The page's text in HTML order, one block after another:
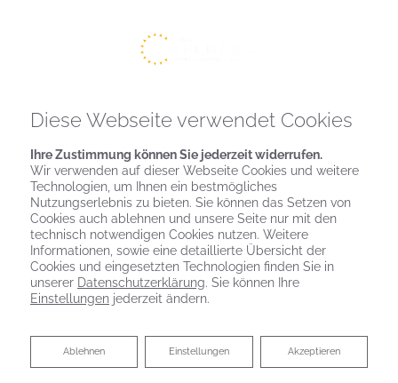
Diese Webseite verwendet Cookies
Ihre Zustimmung können Sie jederzeit widerrufen.
Wir verwenden auf dieser Webseite Cookies und weitere
Technologien, um Ihnen ein bestmögliches
Nutzungserlebnis zu bieten. Sie können das Setzen von
Cookies auch ablehnen und unsere Seite nur mit den
technisch notwendigen Cookies nutzen. Weitere
Informationen, sowie eine detaillierte Übersicht der
Cookies und eingesetzten Technologien finden Sie in
unserer Datenschutzerklärung. Sie können Ihre
Einstellungen jederzeit ändern.
Akzeptieren
Einstellungen
Ablehnen
Ablehnen